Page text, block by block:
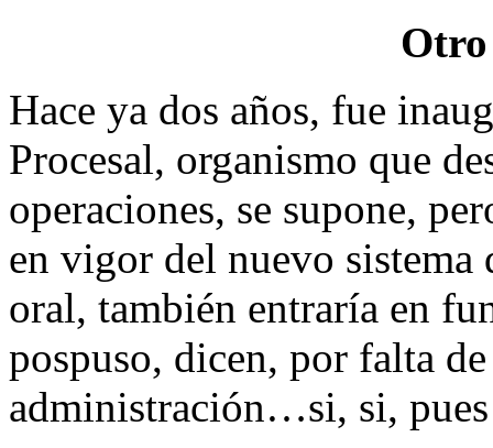
Hace ya dos años, fue
Procesal, organismo que
operaciones, se supone,
en vigor del nuevo
oral, también entraría en
pospuso, dicen, por falta
administración…si, si,